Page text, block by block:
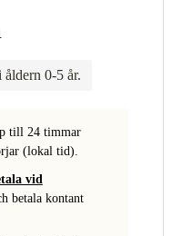
0-5 år.
till 24 timmar
(lokal tid).
vid
betala kontant